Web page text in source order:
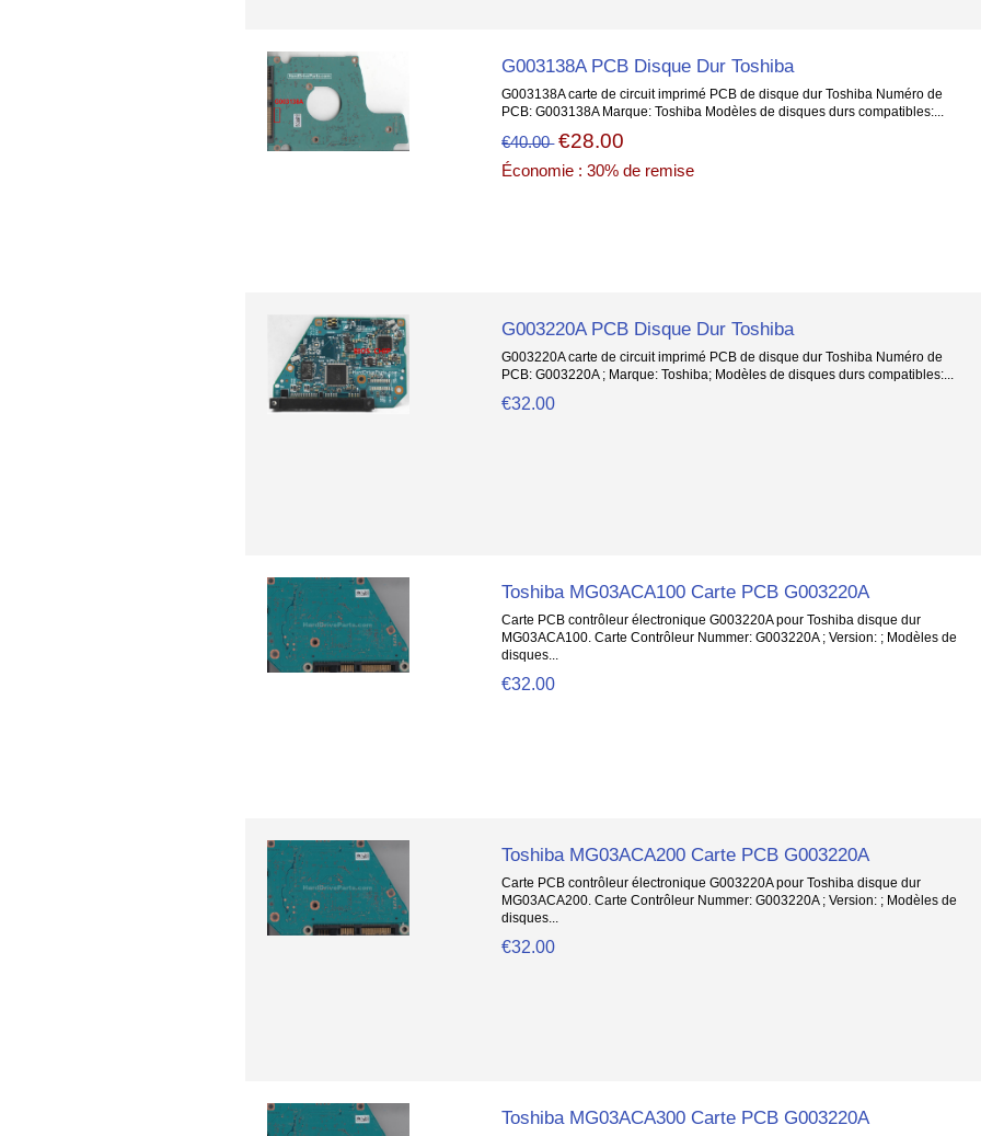
G003138A PCB Disque Dur Toshiba
G003138A carte de circuit imprimé PCB de disque dur Toshiba Numéro de
PCB: G003138A Marque: Toshiba Modèles de disques durs compatibles:...
€40.00 €28.00
Économie : 30% de remise
G003220A PCB Disque Dur Toshiba
G003220A carte de circuit imprimé PCB de disque dur Toshiba Numéro de
PCB: G003220A ; Marque: Toshiba; Modèles de disques durs compatibles:...
€32.00
Toshiba MG03ACA100 Carte PCB G003220A
Carte PCB contrôleur électronique G003220A pour Toshiba disque dur
MG03ACA100. Carte Contrôleur Nummer: G003220A ; Version: ; Modèles de
disques...
€32.00
Toshiba MG03ACA200 Carte PCB G003220A
Carte PCB contrôleur électronique G003220A pour Toshiba disque dur
MG03ACA200. Carte Contrôleur Nummer: G003220A ; Version: ; Modèles de
disques...
€32.00
Toshiba MG03ACA300 Carte PCB G003220A